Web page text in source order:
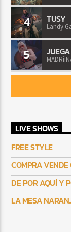
4 TUSY
Landy
5 JUEGA
LIVE SHOWS
FREE STYLE
COMPRA
DE POR AQUÍ Y
LA MESA